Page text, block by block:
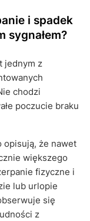
i spadek
sygnałem?
jednym z
chodzi
poczucie braku
opisują, że nawet
większego
fizyczne i
lub urlopie
się
z